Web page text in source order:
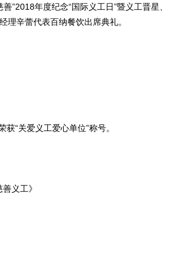
年度纪念“国际义工日”暨义工晋星、
理辛蕾代表百纳餐饮出席典礼。
“关爱义工爱心单位”称号。
义工》